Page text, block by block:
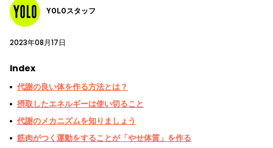
YOLOスタッフ
2023年08月17日
Index
代謝の良い体を作る方法とは？
摂取したエネルギーは使い切ること
代謝のメカニズムを知りましょう
筋肉がつく運動をすることが「やせ体質」を作る